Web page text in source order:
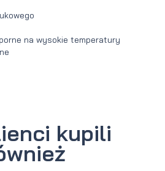
na wysokie temperatury
kupili